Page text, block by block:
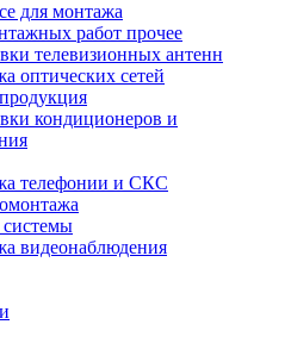
для монтажа
работ прочее
телевизионных антенн
оптических сетей
кондиционеров и
телефонии и СКС
видеонаблюдения